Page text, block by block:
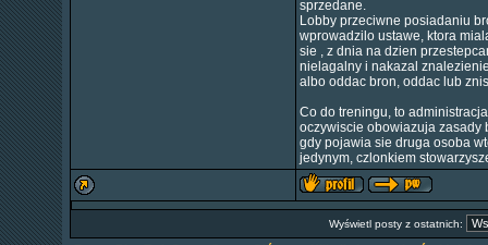
sprzedane.
Lobby przeciwne posiadaniu
wprowadzilo ustawe, ktora
sie , z dnia na dzien
nielagalny i nakazal
albo oddac bron, oddac lub
Co do treningu, to
oczywiscie obowiazuja zasady
gdy pojawia sie druga osoba
jedynym, czlonkiem
Wyświetl posty z ostatnich: